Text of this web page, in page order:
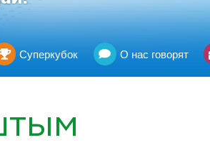
Суперкубок О нас говорят